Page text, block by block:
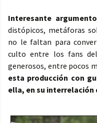
Interesante
distópicos, metáforas
no le faltan para
culto entre los fans
generosos, entre pocos
esta producción con
ella, en su interrelación